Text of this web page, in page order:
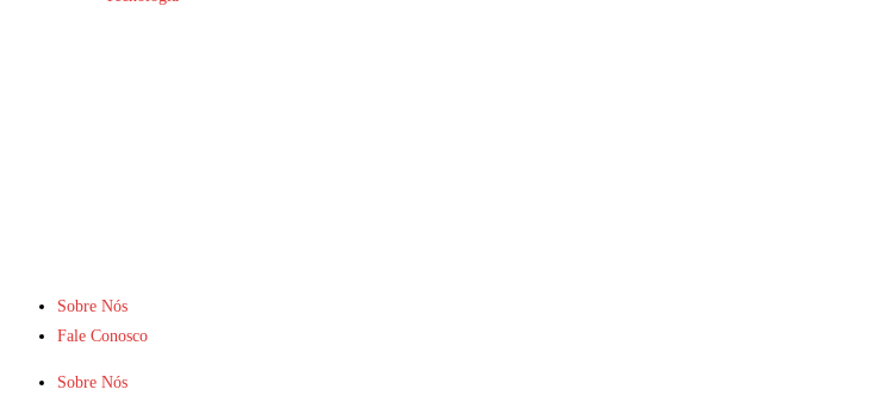
Sobre Nós
Fale Conosco
Sobre Nós